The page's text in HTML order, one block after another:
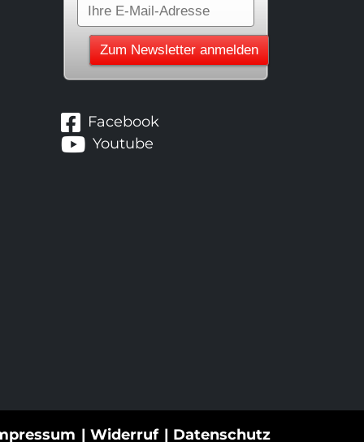
Facebook
Youtube
Widerruf Datenschutz